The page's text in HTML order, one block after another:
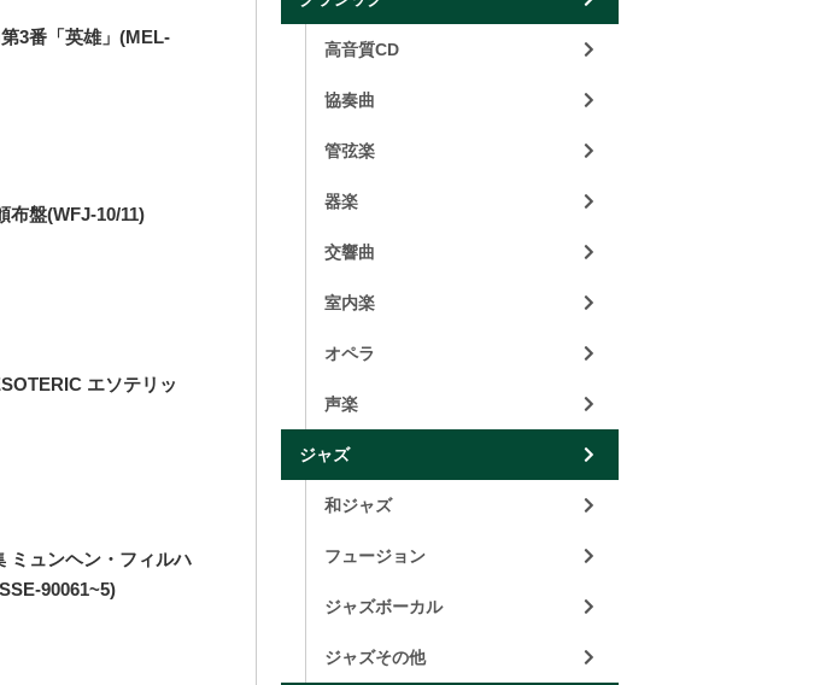
3番「英雄」(MEL-
布盤(WFJ-10/11)
エソテリッ
ミュンヘン・フィルハ
90061~5)
高音質CD
協奏曲
管弦楽
器楽
交響曲
室内楽
オペラ
声楽
ジャズ
和ジャズ
フュージョン
ジャズボーカル
ジャズその他